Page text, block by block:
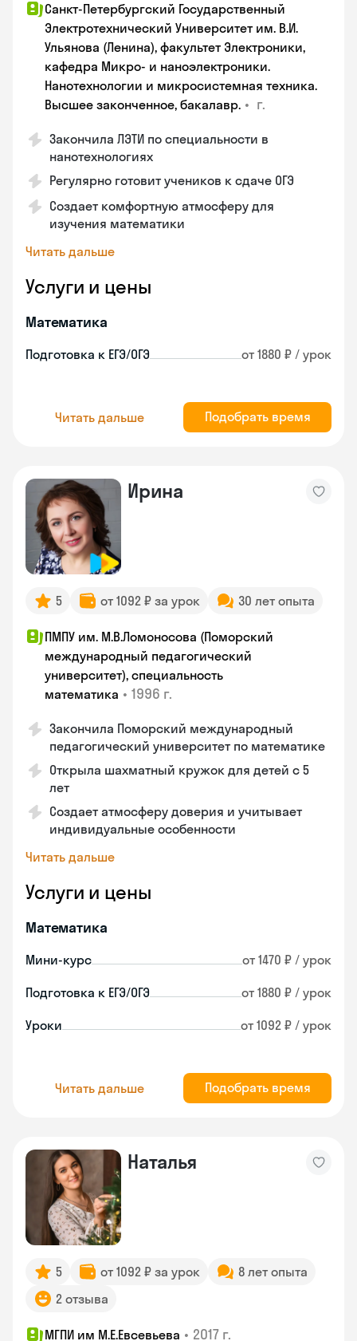
Санкт-Петербургский Государственный
Электротехнический Университет им. В.И.
Ульянова (Ленина), факультет Электроники,
кафедра Микро- и наноэлектроники.
Нанотехнологии и микросистемная техника.
Высшее законченное, бакалавр. • г.
Закончила ЛЭТИ по специальности в
нанотехнологиях
Регулярно готовит учеников к сдаче ОГЭ
Создает комфортную атмосферу для
изучения математики
Читать дальше
Услуги и цены
Математика
Подготовка к ЕГЭ/ОГЭ от 1880 ₽ / урок
Читать дальше Подобрать время
Ирина
5 от 1092 ₽ за урок 30 лет опыта
ПМПУ им. М.В.Ломоносова (Поморский
международный педагогический
университет), специальность
математика • 1996 г.
Закончила Поморский международный
педагогический университет по математике
Открыла шахматный кружок для детей с 5
лет
Создает атмосферу доверия и учитывает
индивидуальные особенности
Читать дальше
Услуги и цены
Математика
Мини-курс от 1470 ₽ / урок
Подготовка к ЕГЭ/ОГЭ от 1880 ₽ / урок
Уроки от 1092 ₽ / урок
Читать дальше Подобрать время
Наталья
5 от 1092 ₽ за урок
8 лет опыта
2 отзыва
МГПИ им М.Е.Евсевьева • 2017 г.